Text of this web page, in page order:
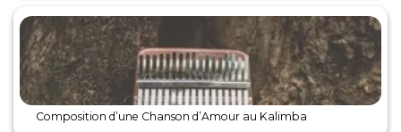
Composition d’une Chanson d’Amour au Kalimba